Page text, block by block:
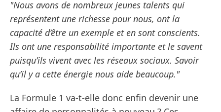
"Nous avons de nombreux jeunes talents qui
représentent une richesse pour nous, ont la
capacité d’être un exemple et en sont conscients.
Ils ont une responsabilité importante et le savent
puisqu’ils vivent avec les réseaux sociaux. Savoir
qu’il y a cette énergie nous aide beaucoup."
La Formule 1 va-t-elle donc enfin devenir une